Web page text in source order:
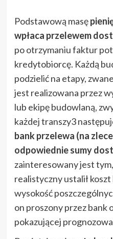
Podstawową masę
wpłaca przelewem
po otrzymaniu faktur
kredytobiorcę. Każdą
podzielić na etapy,
jest realizowana przez
lub ekipę budowlaną,
każdej transzy3
bank przelewa (na
odpowiednie sumy
zainteresowany jest
realistyczny ustalił
wysokość
on proszony przez bank
pokazującej